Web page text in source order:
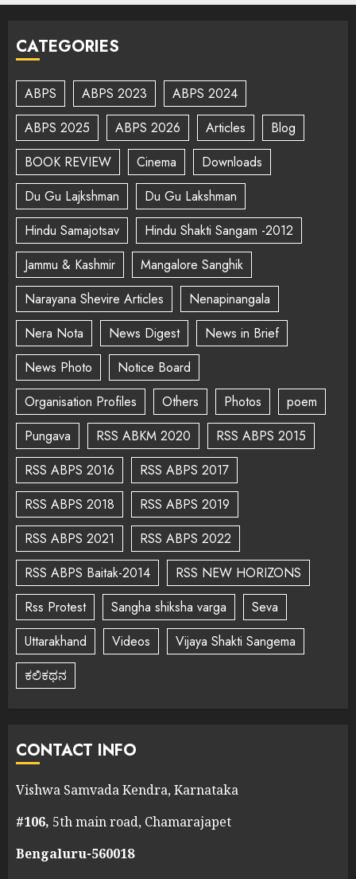
CATEGORIES
ABPS ABPS 2023
ABPS 2024
ABPS 2025
ABPS 2026 Articles
Blog
BOOK REVIEW
Cinema
Downloads
Du Gu Lajkshman
Du Gu Lakshman
Hindu Samajotsav
Hindu Shakti Sangam -2012
Jammu & Kashmir
Mangalore Sanghik
Narayana Shevire Articles
Nenapinangala
Nera Nota
News Digest
News in Brief
News Photo
Notice Board
Organisation Profiles
Others Photos
poem
Pungava
RSS ABKM 2020
RSS ABPS 2015
RSS ABPS 2016
RSS ABPS 2017
RSS ABPS 2018
RSS ABPS 2019
RSS ABPS 2021
RSS ABPS 2022
RSS ABPS Baitak-2014
RSS NEW HORIZONS
Rss Protest
Sangha shiksha varga
Seva
Uttarakhand
Videos
Vijaya Shakti Sangema
ಕಲಿಕಥನ
CONTACT INFO
Vishwa Samvada Kendra, Karnataka
#106, 5th main road, Chamarajapet
Bengaluru-560018